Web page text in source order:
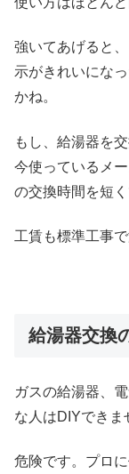
強いてあげると
示がきれいにな
かね。
もし、給湯器を
今使っているメ
の交換時間を短く
工賃も標準工事
給湯器交換
ガスの給湯器、
な人はDIYできま
危険です。プロに